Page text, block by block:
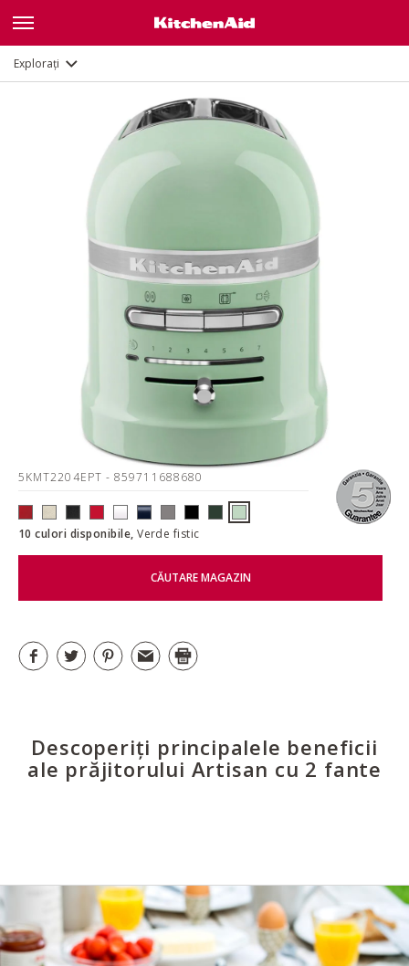
Explorați
5KMT2204EPT - 859711688680
10 culori disponibile,Verde fistic
CĂUTARE MAGAZIN
Descoperiți principalele beneficii
ale prăjitorului Artisan cu 2 fante